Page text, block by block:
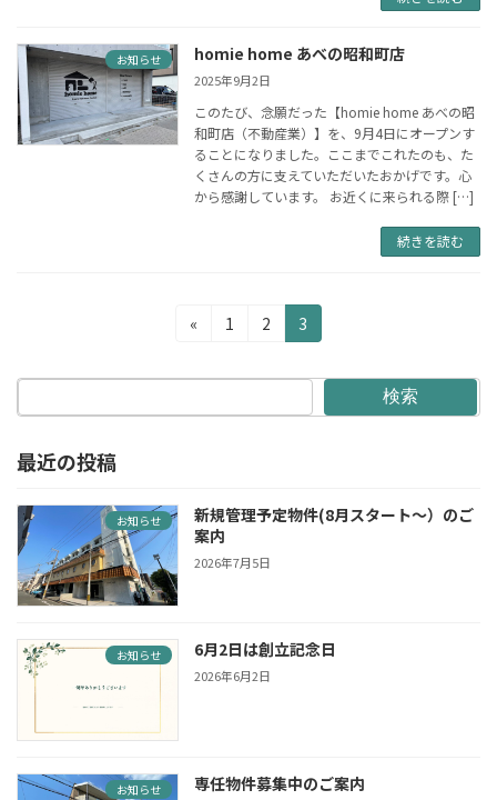
お知らせ homie home あべの昭和町店
2025年9月2日
このたび、念願だった【homie home あべの昭
和町店（不動産業）】を、9月4日にオープンす
ることになりました。ここまでこれたのも、た
くさんの方に支えていただいたおかげです。心
から感謝しています。 お近くに来られる際 […]
続きを読む
ー
ジ
送
り
«
固
ジ
1
固
ジ
2
固
定
ー
ジ
3
検索
最近の投稿
お知らせ
新規管理予定物件(8月スタート〜）のご
案内
2026年7月5日
お知らせ 6月2日は創立記念日
2026年6月2日
お知らせ 専任物件募集中のご案内